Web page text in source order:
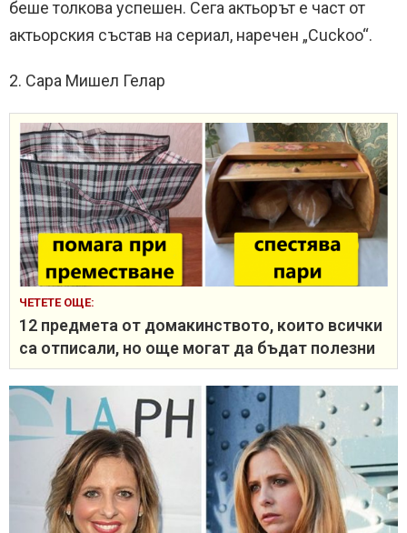
беше толкова успешен. Сега актьорът е част от
актьорския състав на сериал, наречен „Cuckoo“.
2. Сара Мишел Гелар
ЧЕТЕТЕ ОЩЕ:
12 предмета от домакинството, които всички
са отписали, но още могат да бъдат полезни